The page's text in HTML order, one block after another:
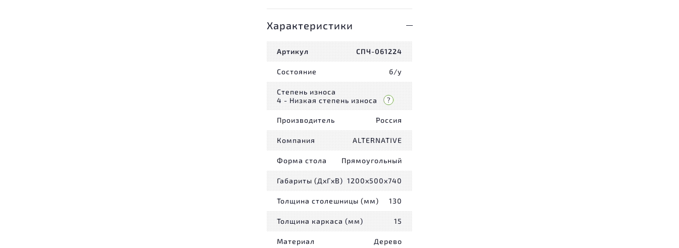
Характеристики
Артикул СПЧ-061224
Состояние б/у
Степень износа
4 - Низкая степень износа
Производитель Россия
Компания ALTERNATIVE
Форма стола Прямоугольный
Габариты (ДxГxВ) 1200x500x740
Толщина столешницы (мм) 130
Толщина каркаса (мм) 15
Материал Дерево